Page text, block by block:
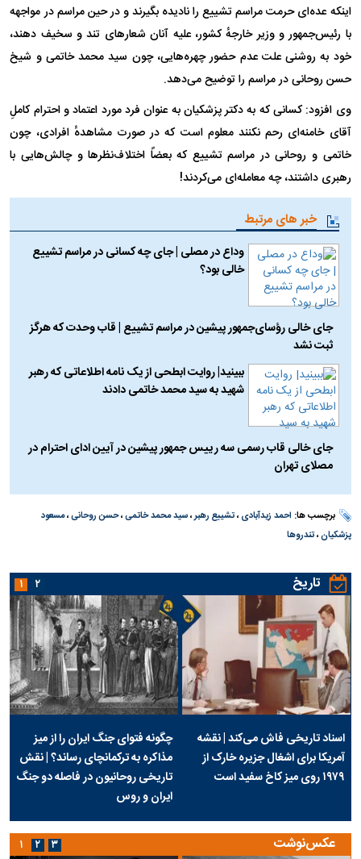
اینکه عده‌ای حرمت مراسم تشییع را نادیده بگیرند و در حین مراسم در مواجهه
با رئیس‌جمهور و وزیر خارجهٔ کشور، علیه آنان شعار‌های تند و سخیف دهند،
خود به روشنی علت عدم حضور چهره‌هایی، چون سید محمد خاتمی و شیخ
حسن روحانی در مراسم را توضیح می‌دهد.
وی افزود: کسانی که به دکتر پزشکیان به عنوان فرد مورد اعتماد و احترام کاملِ
آقای خامنه‌ای رحم نکنند معلوم است که در صورت مشاهدهٔ افرادی، چون
خاتمی و روحانی در مراسم تشییع که بعضاً اختلاف‌نظر‌ها و چالش‌هایی با
رهبری داشتند، چه معامله‌ای می‌کردند!
خبر های مرتبط
وداع در مصلی | جای چه کسانی در مراسم تشییع
خالی بود؟
جای خالی رؤسای‌جمهور پیشین در مراسم تشییع | قاب وحدت که هرگز
ثبت نشد
ببینید| روایت ابطحی از یک نامه اطلاعاتی که رهبر
شهید به سید محمد خاتمی دادند
جای خالی قاب رسمی سه رییس جمهور پیشین در آیین ادای احترام در
مصلای تهران
برچسب ها: احمد زیدآبادی ،تشییع رهبر،سید محمد خاتمی،حسن روحانی،مسعود
پزشکیان،تندروها
تاریخ
اسناد تاریخی فاش می‌کند | نقشه
آمریکا برای اشغال جزیره خارک از
۱۹۷۹ روی میز کاخ سفید است
چگونه فتوای جنگ ایران را از میز
مذاکره به ترکمانچای رساند؟ | نقش
تاریخی روحانیون در فاصله دو جنگ
ایران و روس
۱ ۲
عکس‌نوشت ۱ ۲ ۳